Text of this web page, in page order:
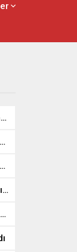
Güvensiz gıdalar her yıl 1,5 milyon can alıyor
Mesane Kanserinde Hastaları Ameliyattan Kurtaran İlaç
Körfez’de tansiyon yükseldi: İran’dan ABD üslerine misilleme
Yeniden Refah’tan Bahçeli’nin çağrısına destek
“Filistin’deki siyonist işgal vahim gelişmelere gebe”